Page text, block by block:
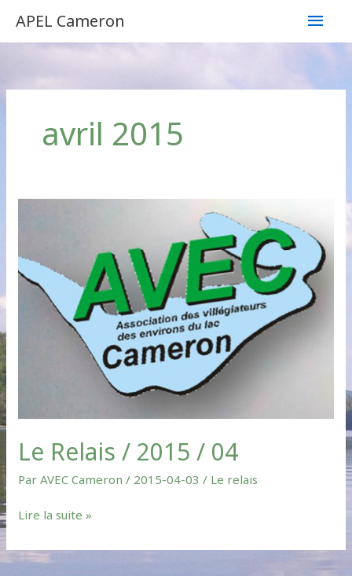
contenu
APEL Cameron
avril 2015
Le Relais / 2015 / 04
ParAVEC Cameron/ 2015-04-03/ Le relais
2015
/
Lire la suite »